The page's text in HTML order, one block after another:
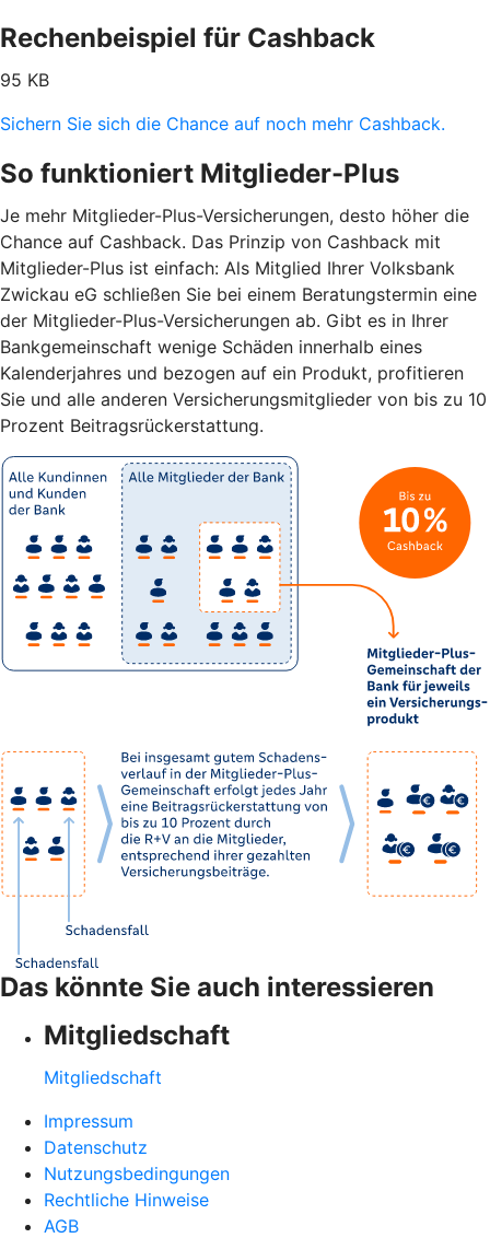
Rechenbeispiel für Cashback
95 KB
Sichern Sie sich die Chance auf noch mehr Cashback.
So funktioniert Mitglieder-Plus
Je mehr Mitglieder-Plus-Versicherungen, desto höher die
Chance auf Cashback. Das Prinzip von Cashback mit
Mitglieder-Plus ist einfach: Als Mitglied Ihrer Volksbank
Zwickau eG schließen Sie bei einem Beratungstermin eine
der Mitglieder-Plus-Versicherungen ab. Gibt es in Ihrer
Bankgemeinschaft wenige Schäden innerhalb eines
Kalenderjahres und bezogen auf ein Produkt, profitieren
Sie und alle anderen Versicherungsmitglieder von bis zu 10
Prozent Beitragsrückerstattung.
Das könnte Sie auch interessieren
Mitgliedschaft
Mitgliedschaft
Impressum
Datenschutz
Nutzungsbedingungen
Rechtliche Hinweise
AGB